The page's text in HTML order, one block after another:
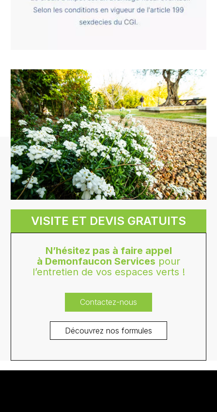
VISITE ET DEVIS GRATUITS
N’hésitez pas à faire appel
à Demonfaucon Services pour
l’entretien de vos espaces verts !
Contactez-nous
Découvrez nos formules